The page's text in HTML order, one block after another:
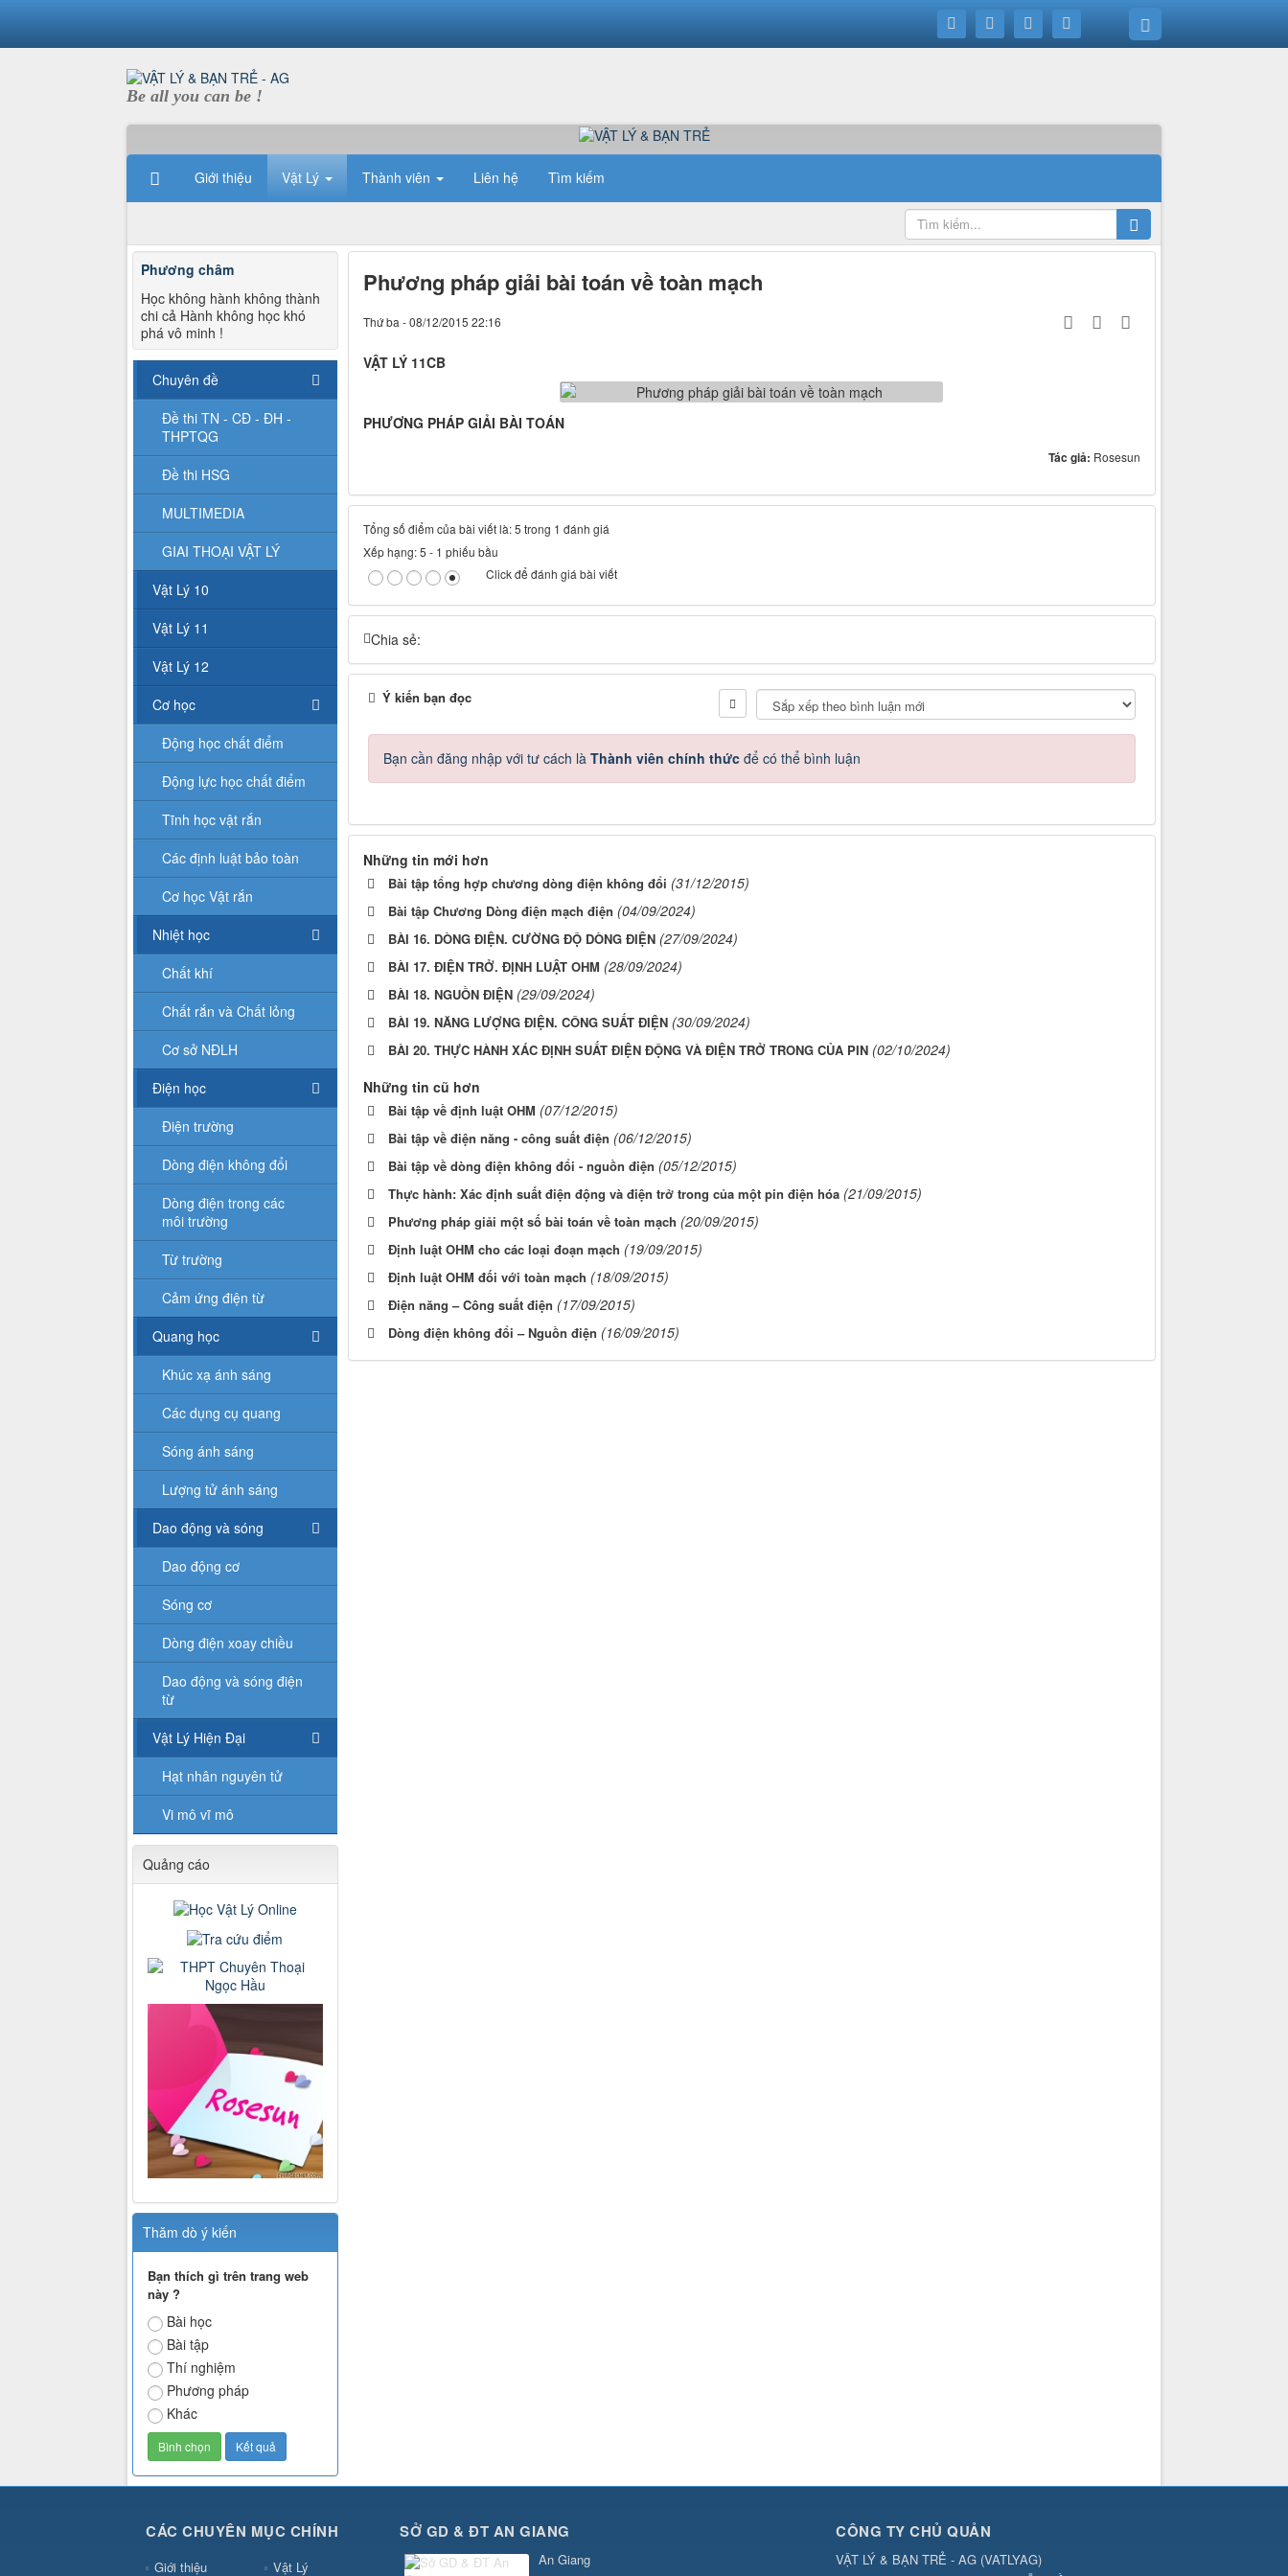
Be all you can be !
Giới thiệu Vật Lý Thành viên Liên hệ Tìm kiếm
Phương pháp giải bài toán về toàn mạch
Thứ ba - 08/12/2015 22:16
VẬT LÝ 11CB
PHƯƠNG PHÁP GIẢI BÀI TOÁN
Tác giả: Rosesun
Tổng số điểm của bài viết là: 5 trong 1 đánh giá
Xếp hạng:5 - 1 phiếu bầu
Click để đánh giá bài viết
Chia sẻ:
Ý kiến bạn đọc
Bạn cần đăng nhập với tư cách là Thành viên chính thứcđể có thể bình luận
Những tin mới hơn
Bài tập tổng hợp chương dòng điện không đổi (31/12/2015)
Bài tập Chương Dòng điện mạch điện (04/09/2024)
BÀI 16. DÒNG ĐIỆN. CƯỜNG ĐỘ DÒNG ĐIỆN (27/09/2024)
BÀI 17. ĐIỆN TRỞ. ĐỊNH LUẬT OHM (28/09/2024)
BÀI 18. NGUỒN ĐIỆN (29/09/2024)
BÀI 19. NĂNG LƯỢNG ĐIỆN. CÔNG SUẤT ĐIỆN (30/09/2024)
BÀI 20. THỰC HÀNH XÁC ĐỊNH SUẤT ĐIỆN ĐỘNG VÀ ĐIỆN TRỞ TRONG CỦA PIN (02/10/2024)
Những tin cũ hơn
Bài tập về định luật OHM (07/12/2015)
Bài tập về điện năng - công suất điện (06/12/2015)
Bài tập về dòng điện không đổi - nguồn điện (05/12/2015)
Thực hành: Xác định suất điện động và điện trở trong của một pin điện hóa (21/09/2015)
Phương pháp giải một số bài toán về toàn mạch (20/09/2015)
Định luật OHM cho các loại đoạn mạch (19/09/2015)
Định luật OHM đối với toàn mạch (18/09/2015)
Điện năng – Công suất điện (17/09/2015)
Dòng điện không đổi – Nguồn điện (16/09/2015)
Phương châm
Học không hành không thành
chi cả Hành không học khó
phá vô minh !
Chuyên đề
Đề thi TN - CĐ - ĐH -
THPTQG
Đề thi HSG
MULTIMEDIA
GIAI THOẠI VẬT LÝ
Vật Lý 10
Vật Lý 11
Vật Lý 12
Cơ học
Động học chất điểm
Động lực học chất điểm
Tĩnh học vật rắn
Các định luật bảo toàn
Cơ học Vật rắn
Nhiệt học
Chất khí
Chất rắn và Chất lỏng
Cơ sở NĐLH
Điện học
Điện trường
Dòng điện không đổi
Dòng điện trong các
môi trường
Từ trường
Cảm ứng điện từ
Quang học
Khúc xạ ánh sáng
Các dụng cụ quang
Sóng ánh sáng
Lượng tử ánh sáng
Dao động và sóng
Dao động cơ
Sóng cơ
Dòng điện xoay chiều
Dao động và sóng điện
từ
Vật Lý Hiện Đại
Hạt nhân nguyên tử
Vi mô vĩ mô
Quảng cáo
Thăm dò ý kiến
Bạn thích gì trên trang web
này ?
Bài học
Bài tập
Thí nghiệm
Phương pháp
Khác
CÁC CHUYÊN MỤC CHÍNH
Giới thiệu Vật Lý
SỞ GD & ĐT AN GIANG
An Giang
CÔNG TY CHỦ QUẢN
VẬT LÝ & BẠN TRẺ - AG (VATLYAG)